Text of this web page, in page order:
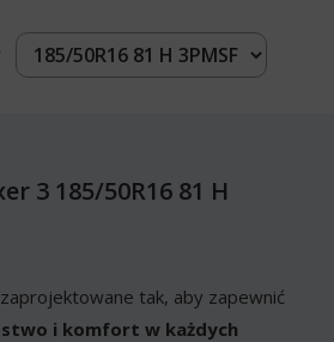
3 185/50R16 81 H
tak, aby zapewnić
i komfort w każdych